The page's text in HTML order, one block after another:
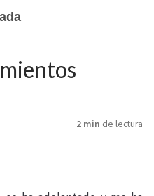
2 min de lectura